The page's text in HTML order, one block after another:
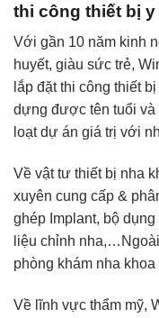
thi công thiết bị
Với gần 10 năm kinh
huyết, giàu sức trẻ,
lắp đặt thi công thiết
dựng được tên tuổi
loạt dự án giá trị với
Về vật tư thiết bị nha
xuyên cung cấp &
ghép Implant, bộ
liệu chỉnh
phòng khám nha
Về lĩnh vực thẩm mỹ,